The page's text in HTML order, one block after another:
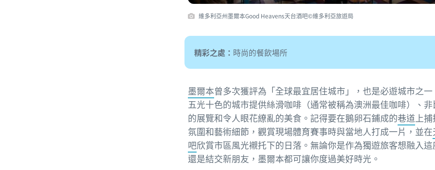
維多利亞州墨爾本Good Heavens天台酒吧©維多利亞旅遊局
精彩之處： 時尚的餐飲場所
墨爾本曾多次獲評為「全球最宜居住城市」，也是必遊城市之
五光十色的城市提供絲滑咖啡（通常被稱為澳洲最佳咖啡）、
的展覽和令人眼花繚亂的美食。記得要在鵝卵石鋪成的巷道上
氛圍和藝術細節，觀賞現場體育賽事時與當地人打成一片，並在
吧欣賞市區風光襯托下的日落。無論你是作為獨遊旅客想融入
還是結交新朋友，墨爾本都可讓你度過美好時光。